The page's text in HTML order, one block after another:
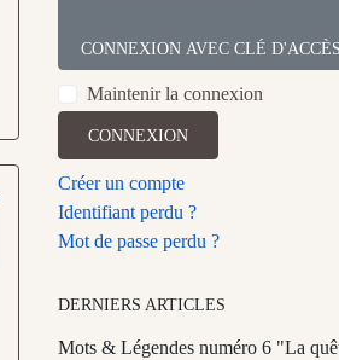
CONNEXION AVEC CLÉ D'ACCÈS
Maintenir la connexion
CONNEXION
Créer un compte
Identifiant perdu ?
Mot de passe perdu ?
DERNIERS ARTICLES
Mots & Légendes numéro 6 "La